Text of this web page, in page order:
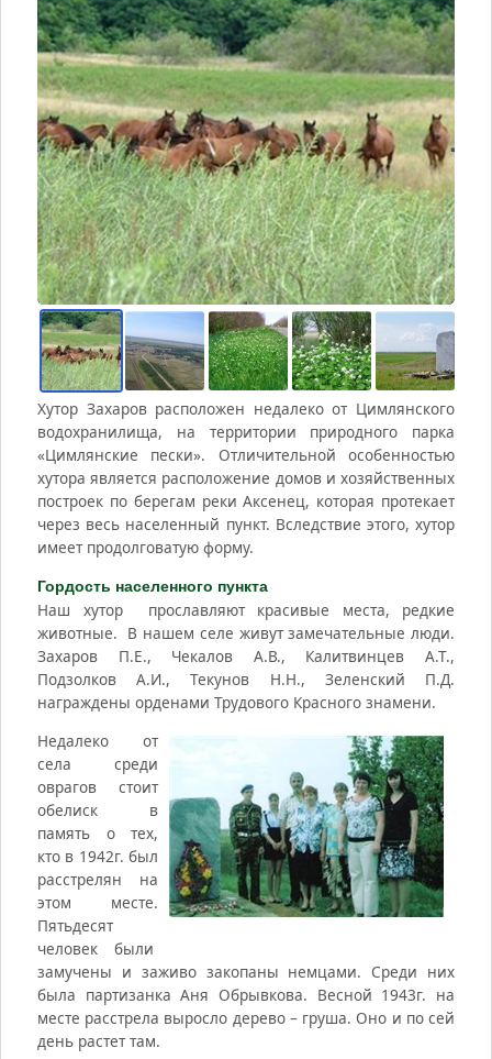
Хутор Захаров расположен недалеко от Цимлянского
водохранилища, на территории природного парка
«Цимлянские пески». Отличительной особенностью
хутора является расположение домов и хозяйственных
построек по берегам реки Аксенец, которая протекает
через весь населенный пункт. Вследствие этого, хутор
имеет продолговатую форму.
Гордость населенного пункта
Наш хутор прославляют красивые места, редкие
животные. В нашем селе живут замечательные люди.
Захаров П.Е., Чекалов А.В., Калитвинцев А.Т.,
Подзолков А.И., Текунов Н.Н., Зеленский П.Д.
награждены орденами Трудового Красного знамени.
Недалеко от
села среди
оврагов стоит
обелиск в
память о тех,
кто в 1942г. был
расстрелян на
этом месте.
Пятьдесят
человек были
замучены и заживо закопаны немцами. Среди них
была партизанка Аня Обрывкова. Весной 1943г. на
месте расстрела выросло дерево – груша. Оно и по сей
день растет там.